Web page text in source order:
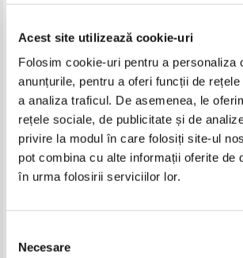
Acest site utilizează cookie-uri
Folosim cookie-uri pentru a personaliza
anunțurile, pentru a oferi funcții de
a analiza traficul. De asemenea, le
rețele sociale, de publicitate și de
privire la modul în care folosiți site-ul
pot combina cu alte informații oferite de
în urma folosirii serviciilor lor.
consimțământului
Necesare
Alexandre Dumas - Contele de
Kathryn